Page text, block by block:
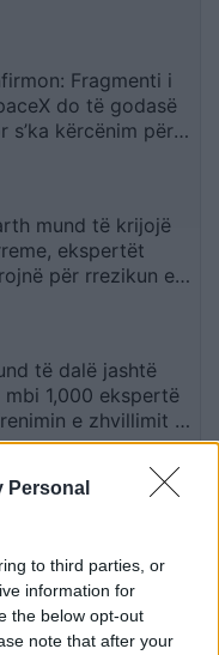
Personal
to third parties, or
information for
the below opt-out
note that after your
Fragmenti i
do të godasë
s’ka kërcënim për
mund të krijojë
ekspertët
për rrezikun e
të dalë jashtë
mbi 1,000 ekspertë
e zhvillimit të
Shpjegimi që